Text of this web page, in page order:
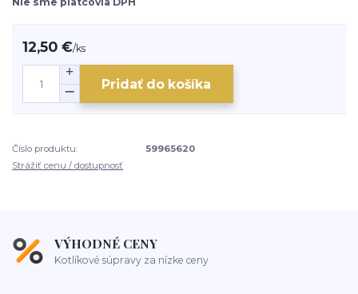
12,50 €/ks
Pridať do košíka
Číslo produktu:
59965620
Strážiť cenu / dostupnosť
VÝHODNÉ CENY
Kotlíkové súpravy za nízke ceny